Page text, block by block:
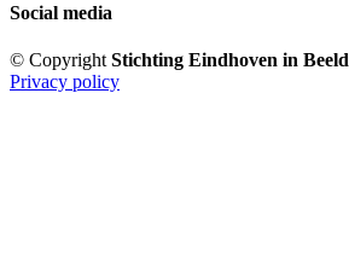
Social media
© Copyright Stichting Eindhoven in Beeld
Privacy policy